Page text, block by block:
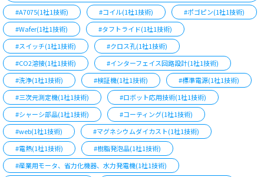
#A7075(1社1技術)
#コイル(1社1技術)
#ポゴピン(1社1技術)
#Wafer(1社1技術)
#タフトライド(1社1技術)
#スイッチ(1社1技術)
#クロス孔(1社1技術)
#CO2溶接(1社1技術)
#インターフェイス回路設計(1社1技術)
#洗浄(1社1技術)
#検証機(1社1技術)
#標準電源(1社1技術)
#三次元測定機(1社1技術)
#ロボット応用技術(1社1技術)
#シャーシ部品(1社1技術)
#コーティング(1社1技術)
#web(1社1技術)
#マグネシウムダイカスト(1社1技術)
#電熱(1社1技術)
#樹脂発泡品(1社1技術)
#産業用モータ、省力化機器、水力発電機(1社1技術)